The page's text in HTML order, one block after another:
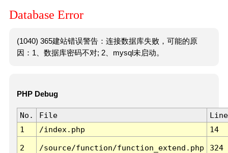
Database Error
(1040) 365建站错误警告：连接数据库失败，可能的原
因：1、数据库密码不对; 2、mysql未启动。
PHP Debug
No. File
Line
1
/index.php 14
2 /source/function/function_extend.php 324